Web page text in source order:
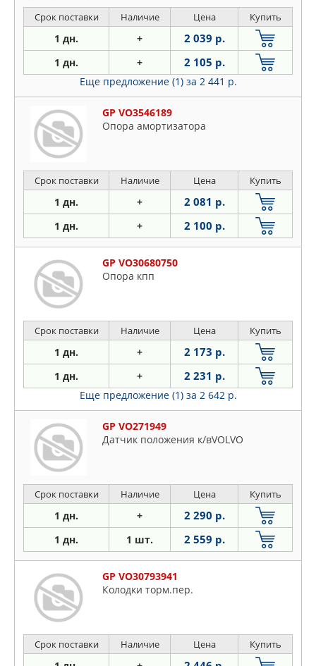
Срок поставки Наличие Цена Купить
1 дн. + 2 039 р.
1 дн. + 2 105 р.
Еще предложение (1) за 2 441 р.
GP VO3546189
Опора амортизатора
Срок поставки Наличие Цена Купить
1 дн. + 2 081 р.
1 дн. + 2 100 р.
GP VO30680750
Опора кпп
Срок поставки Наличие Цена Купить
1 дн. + 2 173 р.
1 дн. + 2 231 р.
Еще предложение (1) за 2 642 р.
GP VO271949
Датчик положения к/вVOLVO
Срок поставки Наличие Цена Купить
1 дн. + 2 290 р.
1 дн. 1 шт. 2 559 р.
GP VO30793941
Колодки торм.пер.
Срок поставки Наличие Цена Купить